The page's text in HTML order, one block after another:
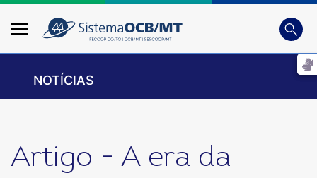
Busca
Digite
NOTÍCIAS
Artigo - A era da